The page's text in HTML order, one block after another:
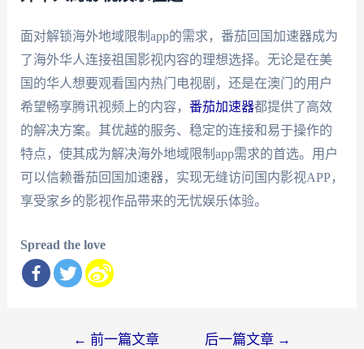
面对解锁海外地域限制app的需求，番茄回国加速器成为
了海外华人连接祖国影视内容的理想选择。无论是在美
国的华人想要观看国内热门电视剧，还是在澳门的用户
希望畅享腾讯视频上的内容， 番茄加速器都提供了高效
的解决方案。其优越的服务、稳定的连接和易于操作的
特点，使其成为解决海外地域限制app需求的首选。用户
可以信赖番茄回国加速器，实现无缝访问国内影视APP，
享受家乡的影视作品带来的无忧娱乐体验。
Spread the love
← 前一篇文章 后一篇文章 →